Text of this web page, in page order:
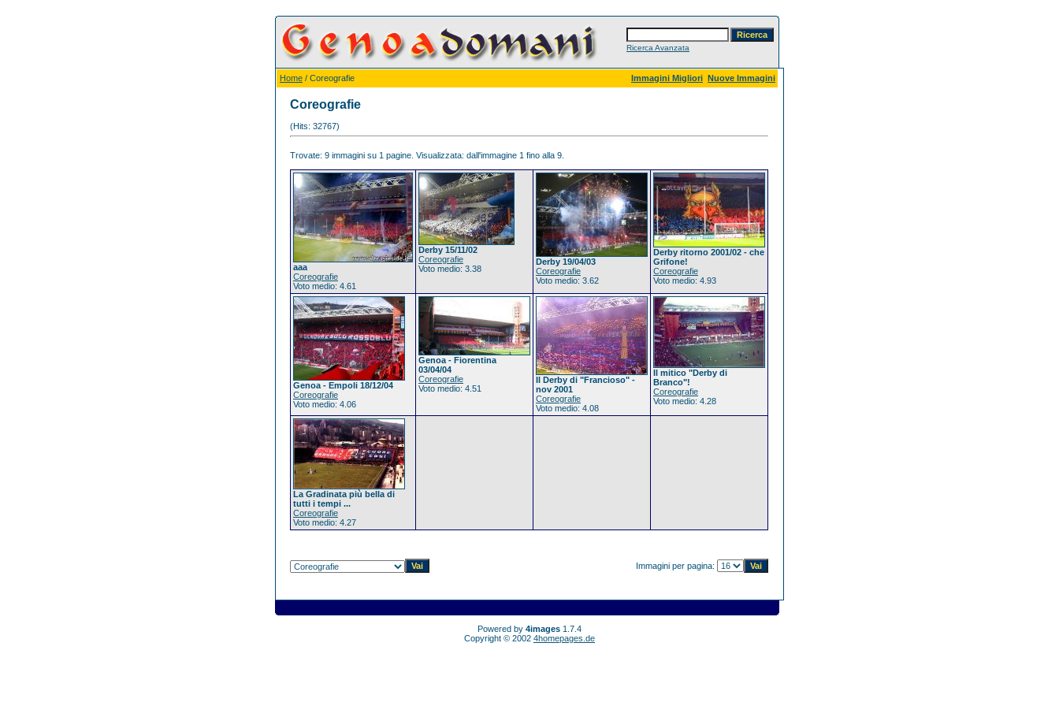
Ricerca Avanzata
Home / Coreografie Immagini Migliori Nuove Immagini
Coreografie
(Hits: 32767)
Trovate: 9 immagini su 1 pagine. Visualizzata: dall'immagine 1 fino alla 9.
aaa
Coreografie
Voto medio: 4.61
Derby 15/11/02
Coreografie
Voto medio: 3.38
Derby 19/04/03
Coreografie
Voto medio: 3.62
Derby ritorno 2001/02 - che
Grifone!
Coreografie
Voto medio: 4.93
Genoa - Empoli 18/12/04
Coreografie
Voto medio: 4.06
Genoa - Fiorentina
03/04/04
Coreografie
Voto medio: 4.51
Il Derby di "Francioso" -
nov 2001
Coreografie
Voto medio: 4.08
Il mitico "Derby di
Branco"!
Coreografie
Voto medio: 4.28
La Gradinata più bella di
tutti i tempi ...
Coreografie
Voto medio: 4.27
Immagini per pagina:
Powered by 4images 1.7.4
Copyright © 2002 4homepages.de